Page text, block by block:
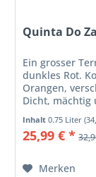
Quinta Do
Ein grosser
dunkles Rot.
Orangen,
Dicht,
Gerbstoff. Viel...
Inhalt0.75 Liter
25,99 € *
Merken